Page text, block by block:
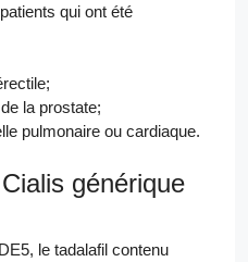
qui ont été
la prostate;
pulmonaire ou cardiaque.
générique
le tadalafil contenu